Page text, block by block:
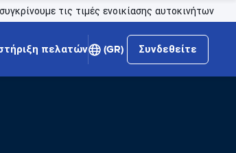
τις τιμές ενοικίασης αυτοκινήτων
πελατών (GR) Συνδεθείτε